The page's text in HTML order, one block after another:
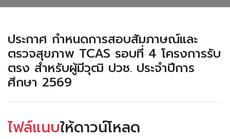
ประกาศ กำหนดการสอบสัมภาษณ์และ
ตรวจสุขภาพ TCAS รอบที่ 4 โครงการรับ
ตรง สำหรับผู้มีวุฒิ ปวช. ประจำปีการ
ศึกษา 2569
ไฟล์แนบให้ดาวน์โหลด